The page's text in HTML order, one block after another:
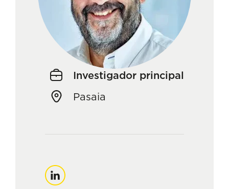
Investigador principal
Pasaia
Linkedin